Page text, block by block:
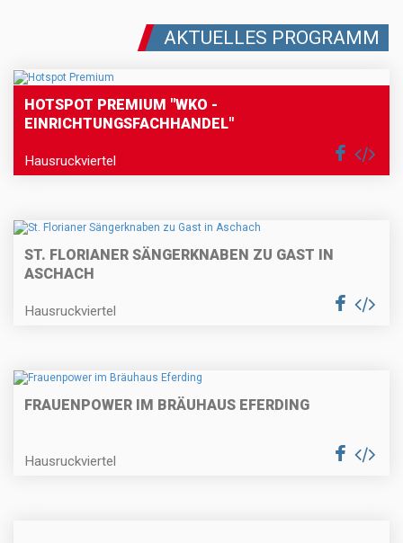
AKTUELLES PROGRAMM
HOTSPOT PREMIUM "WKO -
EINRICHTUNGSFACHHANDEL"
Hausruckviertel
ST. FLORIANER SÄNGERKNABEN ZU GAST IN
ASCHACH
Hausruckviertel
FRAUENPOWER IM BRÄUHAUS EFERDING
Hausruckviertel